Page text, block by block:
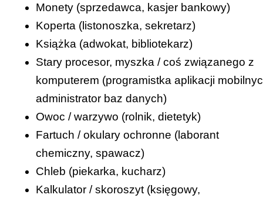
Monety (sprzedawca, kasjer bankowy)
Koperta (listonoszka, sekretarz)
Książka (adwokat, bibliotekarz)
Stary procesor, myszka / coś związanego z
komputerem (programistka aplikacji
administrator baz danych)
Owoc / warzywo (rolnik, dietetyk)
Fartuch / okulary ochronne (laborant
chemiczny, spawacz)
Chleb (piekarka, kucharz)
Kalkulator / skoroszyt (księgowy,